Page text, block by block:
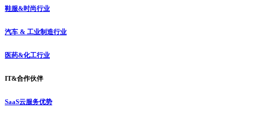
鞋服&时尚行业
汽车 & 工业制造行业
医药&化工行业
IT&合作伙伴
SaaS云服务优势